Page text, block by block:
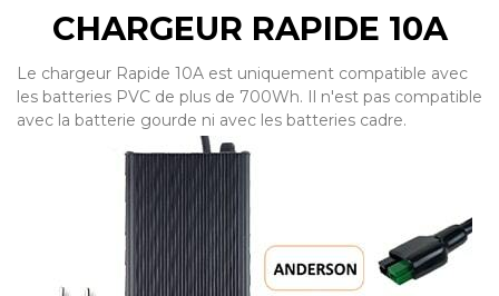
CHARGEUR RAPIDE 10A
Le chargeur Rapide 10A est uniquement compatible avec
les batteries PVC de plus de 700Wh. Il n'est pas compatible
avec la batterie gourde ni avec les batteries cadre.